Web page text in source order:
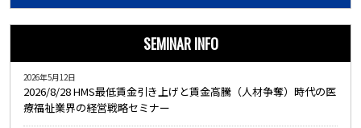
SEMINAR INFO
2026/8/28 HMS最低賃金引き上げと賃金高騰（人材争奪）時代の医
療福祉業界の経営戦略セミナー
2026年5月12日